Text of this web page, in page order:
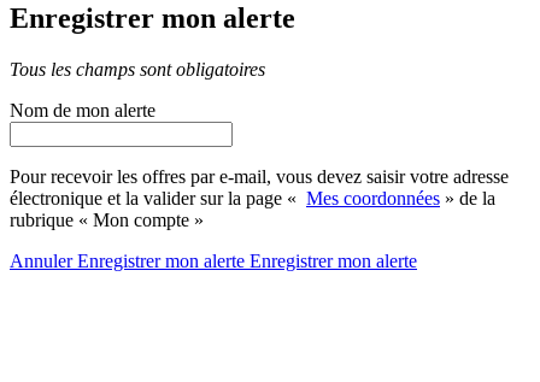
Enregistrer mon alerte
Tous les champs sont obligatoires
Nom de mon alerte
Pour recevoir les offres par e-mail, vous devez saisir votre adresse
électronique et la valider sur la page « Mes coordonnées » de la
rubrique « Mon compte »
AnnulerEnregistrer mon alerte Enregistrermon alerte